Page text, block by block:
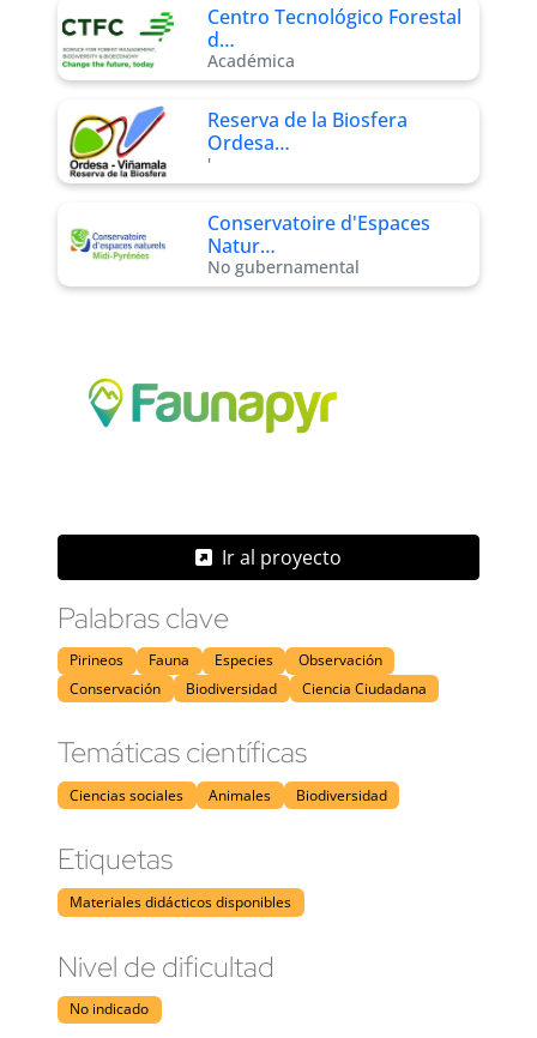
Centro Tecnológico Forestal
d…
Académica
Reserva de la Biosfera
Ordesa…
'
Conservatoire d'Espaces
Natur…
No gubernamental
Ir al proyecto
Palabras clave
Pirineos Fauna Especies
Observación
Conservación
Biodiversidad Ciencia Ciudadana
Temáticas científicas
Ciencias sociales Animales Biodiversidad
Etiquetas
Materiales didácticos disponibles
Nivel de dificultad
No indicado